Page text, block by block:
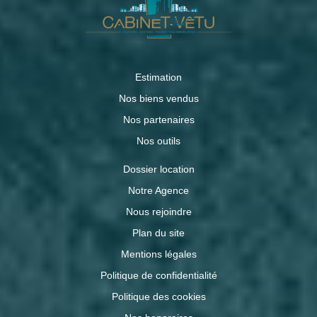
Estimation
Nos biens vendus
Nos partenaires
Nos outils
Dossier location
Notre Agence
Nous rejoindre
Plan du site
Mentions légales
Politique de confidentialité
Politique des cookies